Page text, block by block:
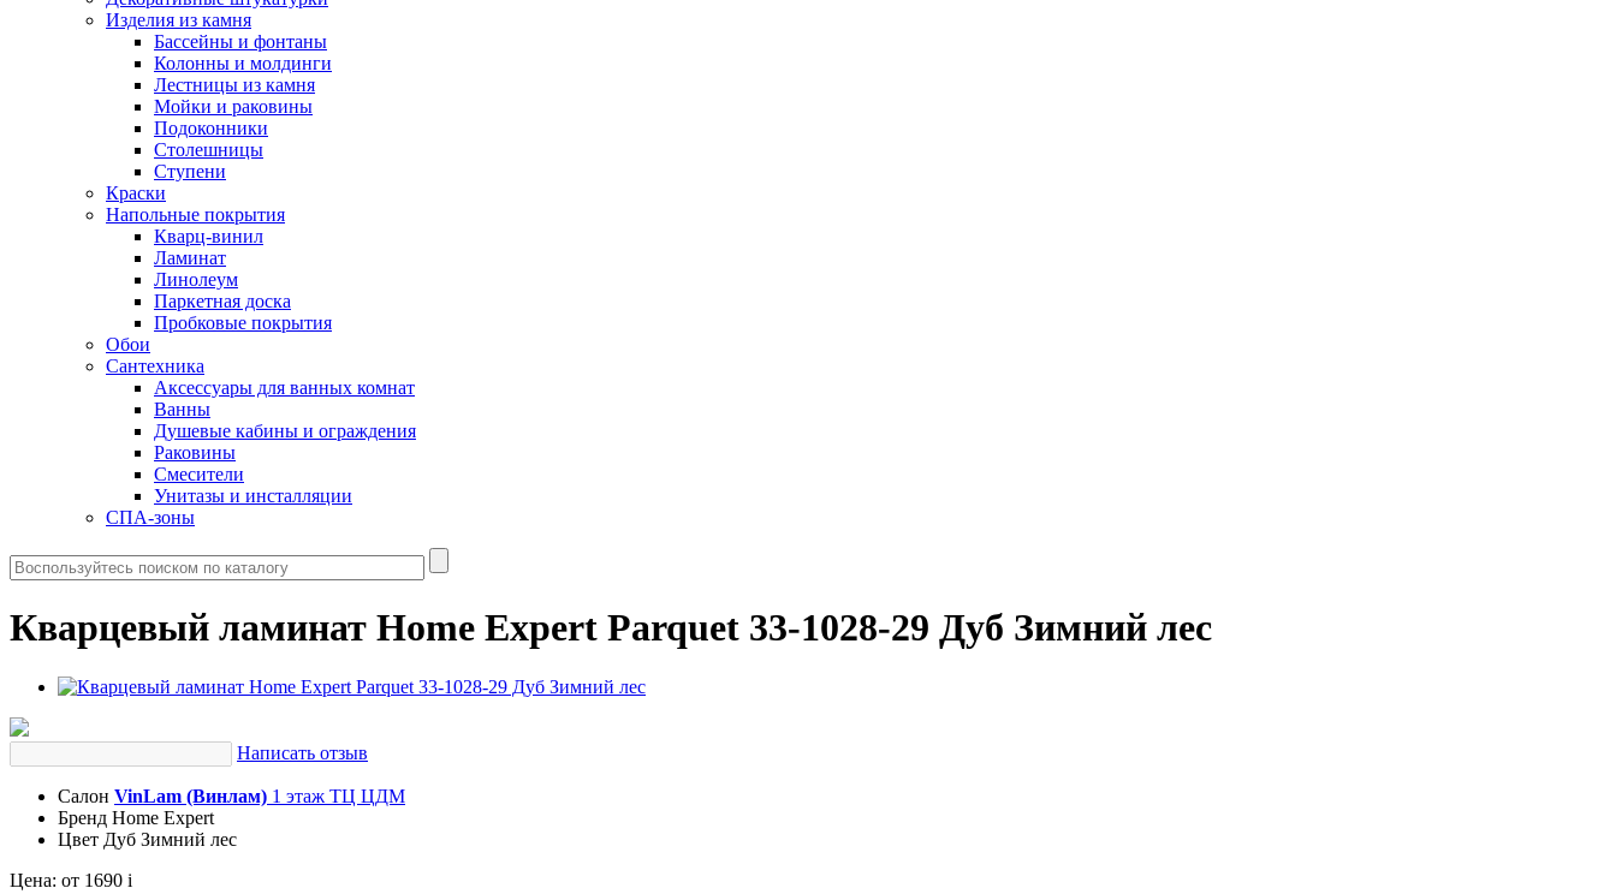
Изделия из камня
Бассейны и фонтаны
Колонны и молдинги
Лестницы из камня
Мойки и раковины
Подоконники
Столешницы
Ступени
Краски
Напольные покрытия
Кварц-винил
Ламинат
Линолеум
Паркетная доска
Пробковые покрытия
Обои
Сантехника
Аксессуары для ванных комнат
Ванны
Душевые кабины и ограждения
Раковины
Смесители
Унитазы и инсталляции
СПА-зоны
Кварцевый ламинат Home Expert Parquet 33-1028-29 Дуб Зимний лес
Написать отзыв
Салон VinLam (Винлам) 1 этаж ТЦ ЦДМ
Бренд Home Expert
Цвет Дуб Зимний лес
Цена: от 1690 i